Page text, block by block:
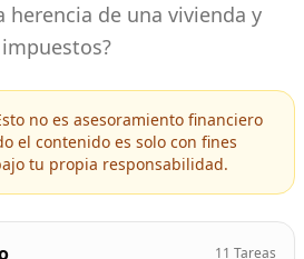
herencia de una vivienda y
no es asesoramiento financiero
el contenido es solo con fines
tu propia responsabilidad.
11 Tareas